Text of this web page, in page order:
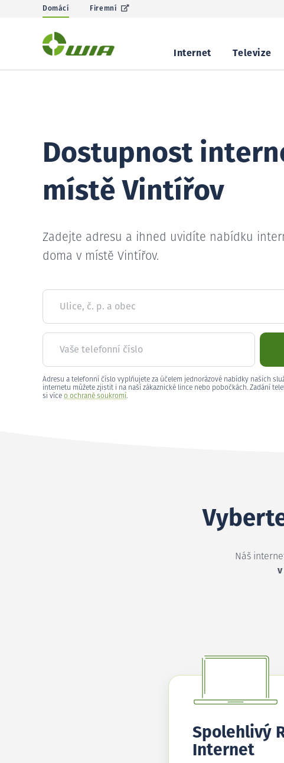
Domácí Firemní
Internet Televize
Dostupnost
místě Vintířov
Zadejte adresu a ihned uvidíte nabídku
doma v místě Vintířov.
Ulice, č. p. a obec
Vaše telefonní číslo
Adresu a telefonní číslo vyplňujete za účelem jednorázové nabídky našich
internetu můžete zjistit i na naší zákaznické lince nebo pobočkách. Zadání
si více o ochraně soukromí.
Náš
v
Spolehlivý
Internet